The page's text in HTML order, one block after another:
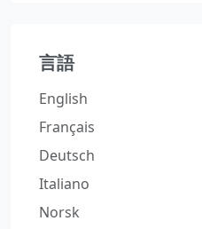
言語
English
Français
Deutsch
Italiano
Norsk